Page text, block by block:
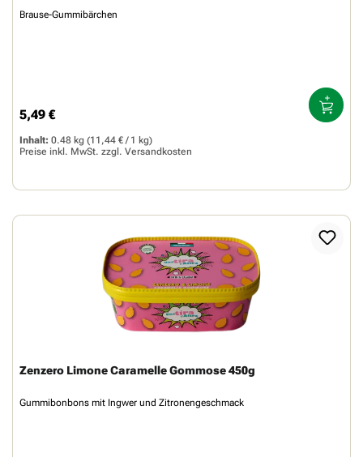
Brause-Gummibärchen
Regulärer Preis:
5,49 €
Inhalt: 0.48 kg (11,44 € / 1 kg)
Preise inkl. MwSt. zzgl. Versandkosten
Zenzero Limone Caramelle Gommose 450g
Gummibonbons mit Ingwer und Zitronengeschmack